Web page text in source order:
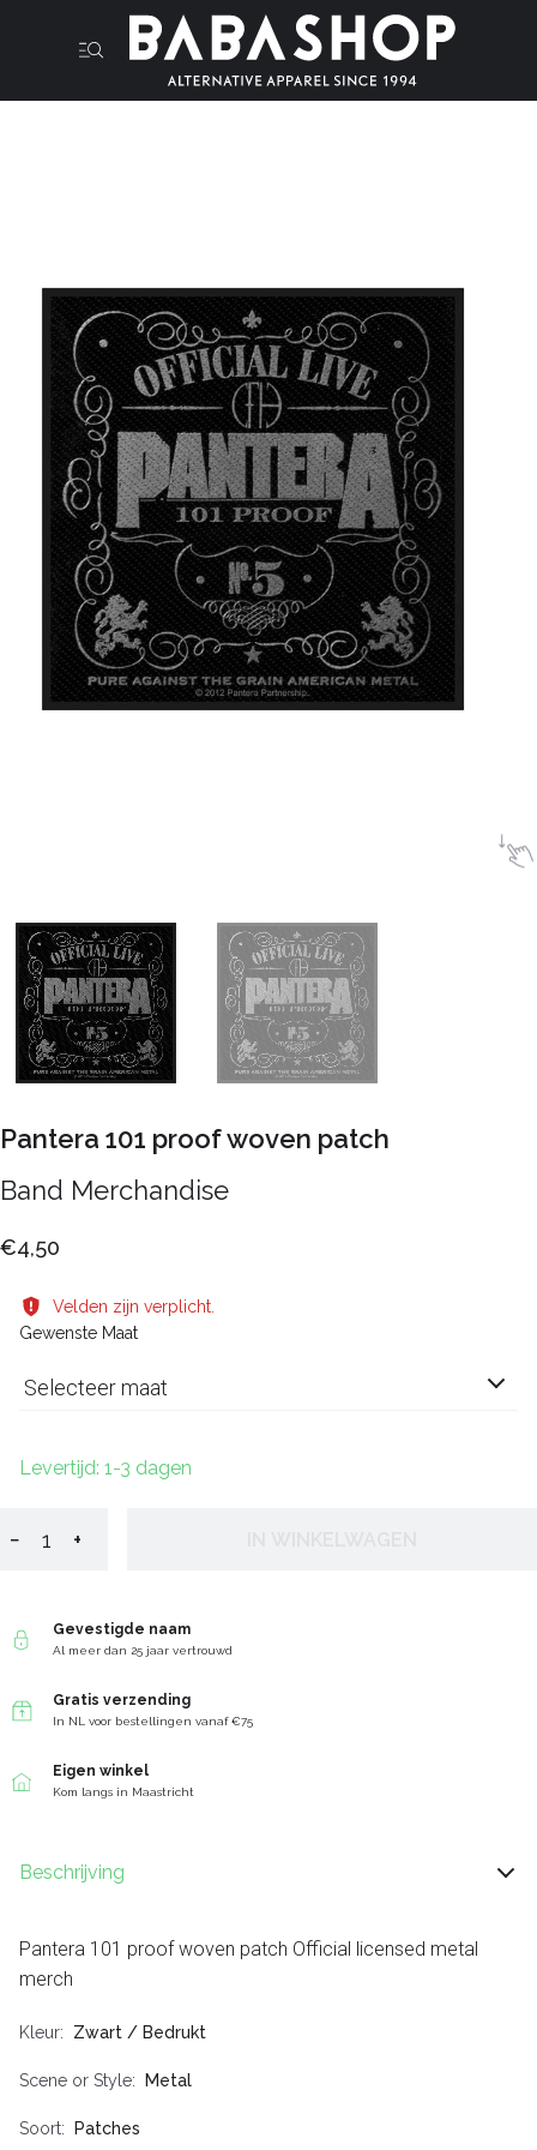
Pantera 101 proof woven patch
Band Merchandise
€4,50
Velden zijn verplicht.
Gewenste Maat
Selecteer maat
Levertijd: 1-3 dagen
− +
Gevestigde naam
Al meer dan 25 jaar vertrouwd
Gratis verzending
In NL voor bestellingen vanaf €75
Eigen winkel
Kom langs in Maastricht
Beschrijving
Pantera 101 proof woven patch Official licensed metal
merch
Kleur Zwart / Bedrukt
Scene or Style Metal
Soort Patches